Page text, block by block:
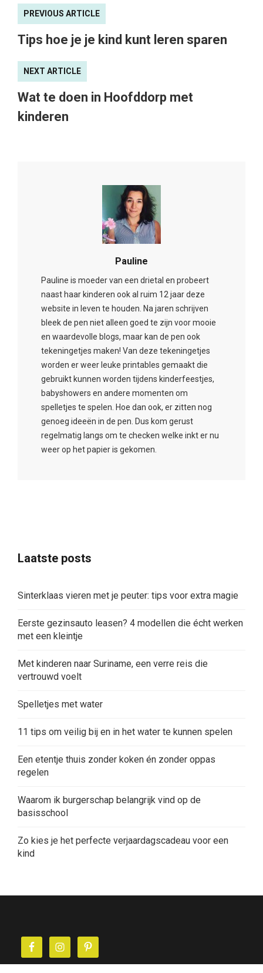
PREVIOUS ARTICLE
Tips hoe je je kind kunt leren sparen
NEXT ARTICLE
Wat te doen in Hoofddorp met
kinderen
Pauline
Pauline is moeder van een drietal en probeert
naast haar kinderen ook al ruim 12 jaar deze
website in leven te houden. Na jaren schrijven
bleek de pen niet alleen goed te zijn voor mooie
en waardevolle blogs, maar kan de pen ook
tekeningetjes maken! Van deze tekeningetjes
worden er weer leuke printables gemaakt die
gebruikt kunnen worden tijdens kinderfeestjes,
babyshowers en andere momenten om
spelletjes te spelen. Hoe dan ook, er zitten nog
genoeg ideeën in de pen. Dus kom gerust
regelmatig langs om te checken welke inkt er nu
weer op het papier is gekomen.
Laatste posts
Sinterklaas vieren met je peuter: tips voor extra magie
Eerste gezinsauto leasen? 4 modellen die écht werken
met een kleintje
Met kinderen naar Suriname, een verre reis die
vertrouwd voelt
Spelletjes met water
11 tips om veilig bij en in het water te kunnen spelen
Een etentje thuis zonder koken én zonder oppas
regelen
Waarom ik burgerschap belangrijk vind op de
basisschool
Zo kies je het perfecte verjaardagscadeau voor een
kind